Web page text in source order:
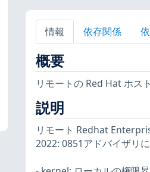
情報 依存関係
概要
リモートの Red Hat ホス
説明
リモート Redhat
2022: 0851アドバイザリ